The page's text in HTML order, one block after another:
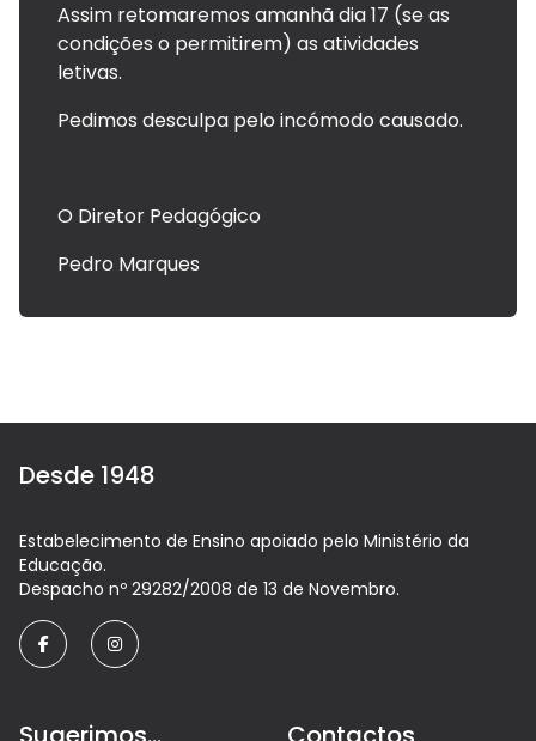
Assim retomaremos amanhã dia 17 (se as
condições o permitirem) as atividades
letivas.
Pedimos desculpa pelo incómodo causado.
O Diretor Pedagógico
Pedro Marques
Desde 1948
Estabelecimento de Ensino apoiado pelo Ministério da
Educação.
Despacho nº 29282/2008 de 13 de Novembro.
facebookinstagram